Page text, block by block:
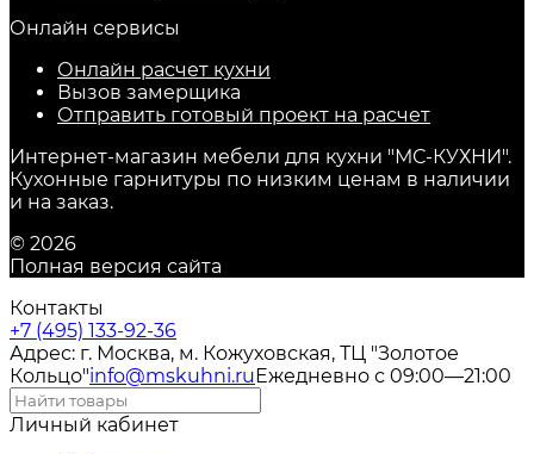
Онлайн сервисы
Онлайн расчет кухни
Вызов замерщика
Отправить готовый проект на расчет
Интернет-магазин мебели для кухни "МС-КУХНИ".
Кухонные гарнитуры по низким ценам в наличии
и на заказ.
© 2026
Полная версия сайта
Контакты
+7 (495) 133-92-36
Адрес: г. Москва, м. Кожуховская, ТЦ "Золотое
Кольцо"info@mskuhni.ru Ежедневно с 09:00—21:00
Личный кабинет